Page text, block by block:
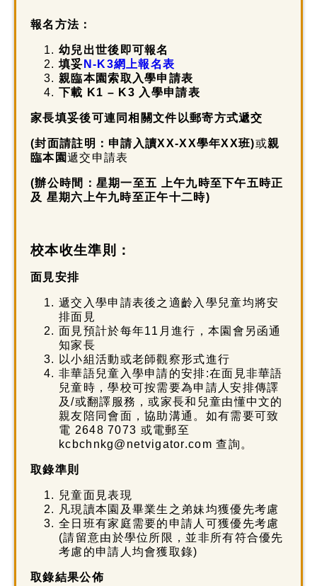
報名方法：
幼兒出世後即可報名
填妥 N-K3網上報名表
親臨本園索取入學申請表
下載 K1 – K3 入學申請表
家長填妥後可連同相關文件以郵寄方式遞交
(封面請註明：申請入讀XX-XX學年XX班)或親
臨本園遞交申請表
(辦公時間
：星期一至五 上午九時至下午五時正
及 星期六上午九時至正午十二時)
校本收生準則：
面見安排
遞交入學申請表後之適齡入學兒童均將安
排面見
面見預計於每年11月進行，本園會另函通
知家長
以小組活動或老師觀察形式進行
非華語兒童入學申請的安排:在面見非華語
兒童時，學校可按需要為申請人安排傳譯
及/或翻譯服務，或家長和兒童由懂中文的
親友陪同會面，協助溝通。如有需要可致
電 2648 7073 或電郵至
kcbchnkg@netvigator.com 查詢。
取錄準則
兒童面見表現
凡現讀本園及畢業生之弟妹均獲優先考慮
全日班有家庭需要的申請人可獲優先考慮
(請留意由於學位所限，並非所有符合優先
考慮的申請人均會獲取錄)
取錄結果公佈